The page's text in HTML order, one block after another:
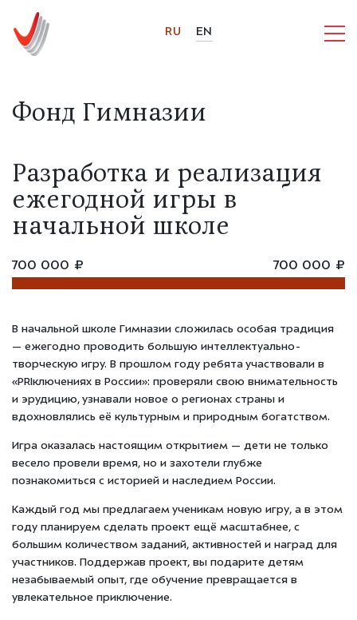
RU EN
Фонд Гимназии
Разработка и реализация
ежегодной игры в
начальной школе
700 000 ₽ 700 000 ₽
В начальной школе Гимназии сложилась особая традиция
— ежегодно проводить большую интеллектуально-
творческую игру. В прошлом году ребята участвовали в
«PRIключениях в России»: проверяли свою внимательность
и эрудицию, узнавали новое о регионах страны и
вдохновлялись её культурным и природным богатством.
Игра оказалась настоящим открытием — дети не только
весело провели время, но и захотели глубже
познакомиться с историей и наследием России.
Каждый год мы предлагаем ученикам новую игру, а в этом
году планируем сделать проект ещё масштабнее, с
большим количеством заданий, активностей и наград для
участников. Поддержав проект, вы подарите детям
незабываемый опыт, где обучение превращается в
увлекательное приключение.